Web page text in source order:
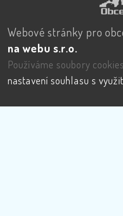
Webové stránky pro
na webu s.r.o.
Používáme soubory
nastavení souhlasu s